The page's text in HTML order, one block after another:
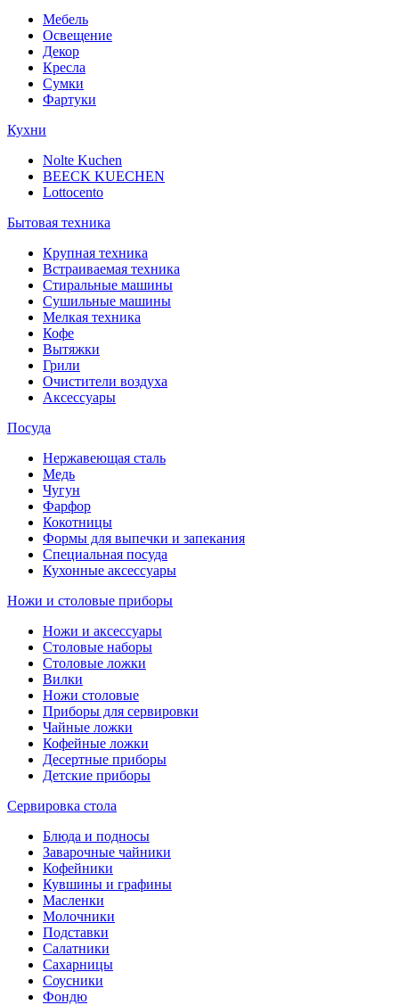
Мебель
Освещение
Декор
Кресла
Сумки
Фартуки
Кухни
Nolte Kuchen
BEECK KUECHEN
Lottocento
Бытовая техника
Крупная техника
Встраиваемая техника
Стиральные машины
Сушильные машины
Мелкая техника
Кофе
Вытяжки
Грили
Очистители воздуха
Аксессуары
Посуда
Нержавеющая сталь
Медь
Чугун
Фарфор
Кокотницы
Формы для выпечки и запекания
Специальная посуда
Кухонные аксессуары
Ножи и столовые приборы
Ножи и аксессуары
Столовые наборы
Столовые ложки
Вилки
Ножи столовые
Приборы для сервировки
Чайные ложки
Кофейные ложки
Десертные приборы
Детские приборы
Сервировка стола
Блюда и подносы
Заварочные чайники
Кофейники
Кувшины и графины
Масленки
Молочники
Подставки
Салатники
Сахарницы
Соусники
Фондю